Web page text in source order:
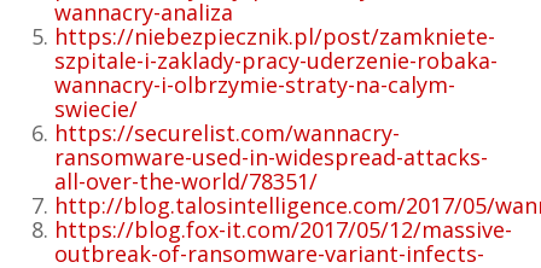
wannacry-analiza
https://niebezpiecznik.pl/post/zamkniete-
szpitale-i-zaklady-pracy-uderzenie-robaka-
wannacry-i-olbrzymie-straty-na-calym-
swiecie/
https://securelist.com/wannacry-
ransomware-used-in-widespread-attacks-
all-over-the-world/78351/
http://blog.talosintelligence.com/2017/05/
https://blog.fox-it.com/2017/05/12/massive-
outbreak-of-ransomware-variant-infects-